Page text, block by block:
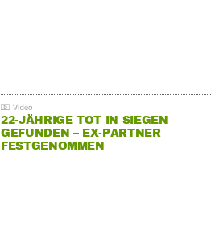
22-JÄHRIGE TOT IN SIEGEN
GEFUNDEN – EX-PARTNER
FESTGENOMMEN